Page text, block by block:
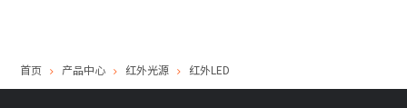
首页 产品中心 红外光源 红外LED